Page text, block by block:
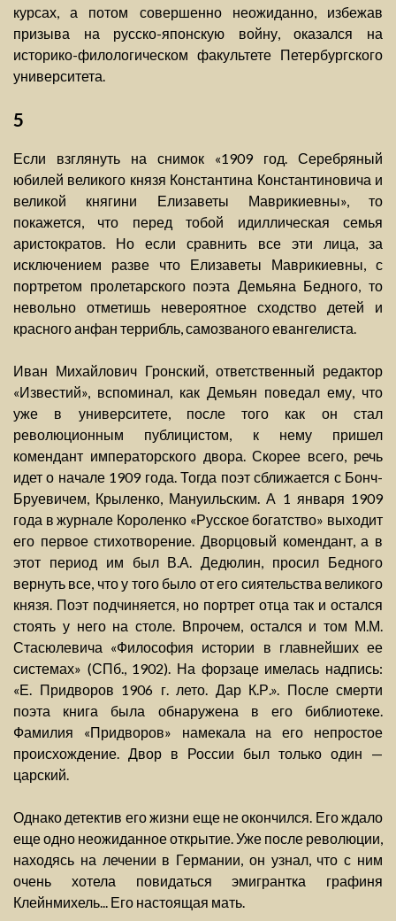
курсах, а потом совершенно неожиданно, избежав
призыва на русско-японскую войну, оказался на
историко-филологическом факультете Петербургского
университета.
5
Если взглянуть на снимок «1909 год. Серебряный
юбилей великого князя Константина Константиновича и
великой княгини Елизаветы Маврикиевны», то
покажется, что перед тобой идиллическая семья
аристократов. Но если сравнить все эти лица, за
исключением разве что Елизаветы Маврикиевны, с
портретом пролетарского поэта Демьяна Бедного, то
невольно отметишь невероятное сходство детей и
красного анфан террибль, самозваного евангелиста.
Иван Михайлович Гронский, ответственный редактор
«Известий», вспоминал, как Демьян поведал ему, что
уже в университете, после того как он стал
революционным публицистом, к нему пришел
комендант императорского двора. Скорее всего, речь
идет о начале 1909 года. Тогда поэт сближается с Бонч-
Бруевичем, Крыленко, Мануильским. А 1 января 1909
года в журнале Короленко «Русское богатство» выходит
его первое стихотворение. Дворцовый комендант, а в
этот период им был В.А. Дедюлин, просил Бедного
вернуть все, что у того было от его сиятельства великого
князя. Поэт подчиняется, но портрет отца так и остался
стоять у него на столе. Впрочем, остался и том М.М.
Стасюлевича «Философия истории в главнейших ее
системах» (СПб., 1902). На форзаце имелась надпись:
«Е. Придворов 1906 г. лето. Дар К.Р.». После смерти
поэта книга была обнаружена в его библиотеке.
Фамилия «Придворов» намекала на его непростое
происхождение. Двор в России был только один —
царский.
Однако детектив его жизни еще не окончился. Его ждало
еще одно неожиданное открытие. Уже после революции,
находясь на лечении в Германии, он узнал, что с ним
очень хотела повидаться эмигрантка графиня
Клейнмихель... Его настоящая мать.